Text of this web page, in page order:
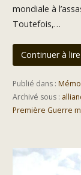
mondiale à
Toutefois,…
Continuer à
Publié dans :
Archivé sous :
Première Guerre